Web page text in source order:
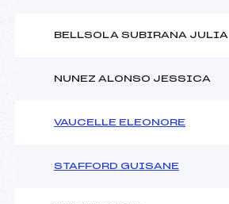
BELLSOLA SUBIRANA JULIA
NUNEZ ALONSO JESSICA
VAUCELLE ELEONORE
STAFFORD GUISANE